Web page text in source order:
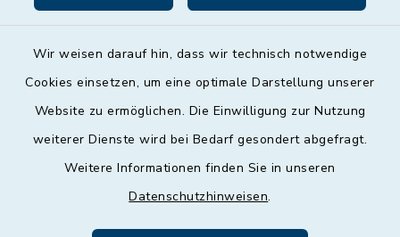
Wir weisen darauf hin, dass wir technisch notwendige
Cookies einsetzen, um eine optimale Darstellung unserer
Website zu ermöglichen. Die Einwilligung zur Nutzung
weiterer Dienste wird bei Bedarf gesondert abgefragt.
Weitere Informationen finden Sie in unseren
Datenschutzhinweisen.
Barrierefreiheit